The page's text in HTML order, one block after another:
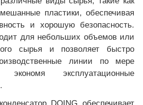
пластики, обеспечивая
и хорошую безопасность.
для небольших объемов или
сырья и позволяет быстро
линии по мере
экономя эксплуатационные
DOING обеспечивает